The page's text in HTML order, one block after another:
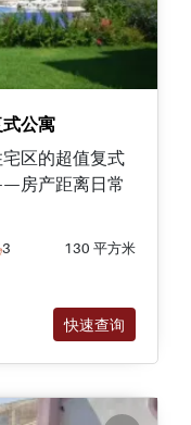
公寓
区的超值复式
房产距离日常
3 130 平方米
快速查询